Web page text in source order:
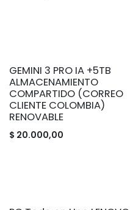
GEMINI 3 PRO IA +5TB
ALMACENAMIENTO
COMPARTIDO (CORREO
CLIENTE COLOMBIA)
RENOVABLE
$ 20.000,00